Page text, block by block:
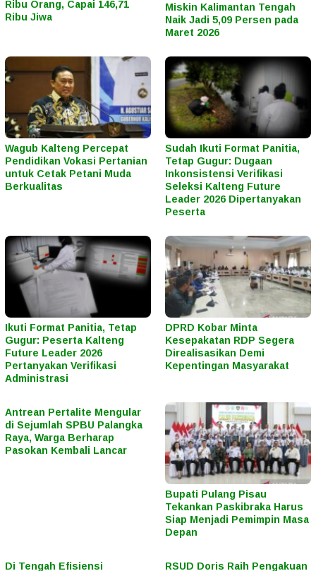
Ribu Orang, Capai 146,71
Ribu Jiwa
Miskin Kalimantan Tengah
Naik Jadi 5,09 Persen pada
Maret 2026
Wagub Kalteng Percepat
Pendidikan Vokasi Pertanian
untuk Cetak Petani Muda
Berkualitas
Sudah Ikuti Format Panitia,
Tetap Gugur: Dugaan
Inkonsistensi Verifikasi
Seleksi Kalteng Future
Leader 2026 Dipertanyakan
Peserta
Ikuti Format Panitia, Tetap
Gugur: Peserta Kalteng
Future Leader 2026
Pertanyakan Verifikasi
Administrasi
DPRD Kobar Minta
Kesepakatan RDP Segera
Direalisasikan Demi
Kepentingan Masyarakat
Antrean Pertalite Mengular
di Sejumlah SPBU Palangka
Raya, Warga Berharap
Pasokan Kembali Lancar
Bupati Pulang Pisau
Tekankan Paskibraka Harus
Siap Menjadi Pemimpin Masa
Depan
Di Tengah Efisiensi RSUD Doris Raih Pengakuan